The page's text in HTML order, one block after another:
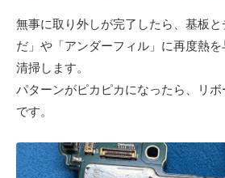
無事に取り外しが完了したら、基板
だ」や「アンダーフィル」に再度熱を
清掃します。
パターンがピカピカになったら、リ
です。